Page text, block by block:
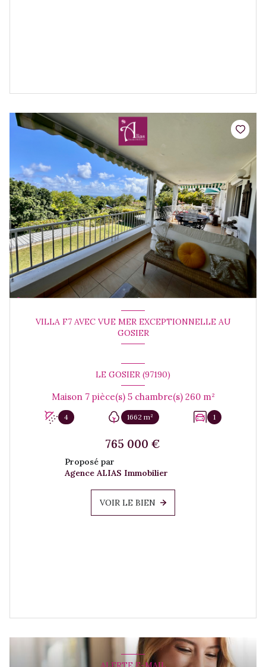
VILLA F7 AVEC VUE MER EXCEPTIONNELLE AU
GOSIER
LE GOSIER (97190)
Maison 7 pièce(s) 5 chambre(s) 260 m²
4 1662 m² 1
765 000 €
Proposé par
Agence ALIAS Immobilier
VOIR LE BIEN